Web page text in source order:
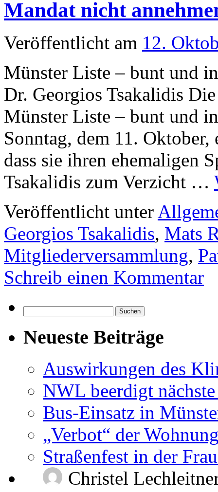
Mandat nicht
Veröffentlicht am 12.
Münster Liste – bunt und
Dr. Georgios Tsakalidis
Münster Liste – bunt und
Sonntag, dem 11.
dass sie ihren ehemaligen
Tsakalidis zum Verzicht …
Veröffentlicht unter
Georgios Tsakalidis, Mats
Mitgliederversammlung,
Schreib einen Kommentar
nach:
Neueste Beiträge
Auswirkungen des
NWL beerdigt
Bus-Einsatz in
„Verbot“ der
Straßenfest in der
Christel